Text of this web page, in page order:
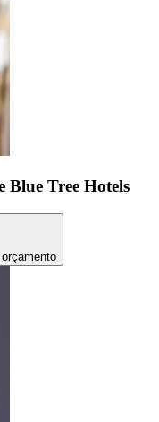
Blue Tree Hotels